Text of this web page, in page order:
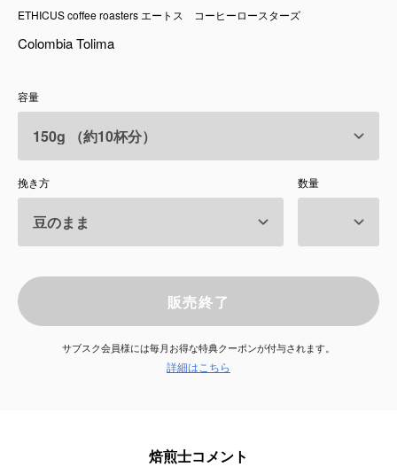
リキッド
特集
卸販売
サービス
ETHICUS coffee roasters エートス コーヒーロースターズ
Colombia Tolima
容量
挽き方 数量
販売終了
サブスク会員様には毎月お得な特典クーポンが付与されます。
詳細はこちら
焙煎士コメント